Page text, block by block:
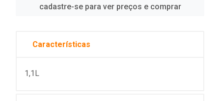
cadastre-se para ver preços e comprar
Características
1,1L